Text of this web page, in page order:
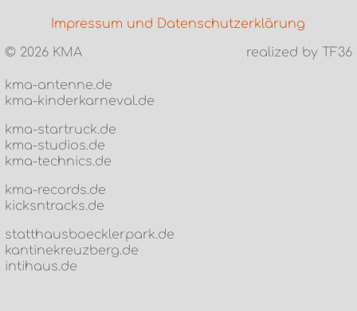
© 2026 KMA
Impressum und Datenschutzerklärung
realized by TF36
kma-antenne.de
kma-kinderkarneval.de
kma-startruck.de
kma-studios.de
kma-technics.de
kma-records.de
kicksntracks.de
statthausboecklerpark.de
kantinekreuzberg.de
intihaus.de